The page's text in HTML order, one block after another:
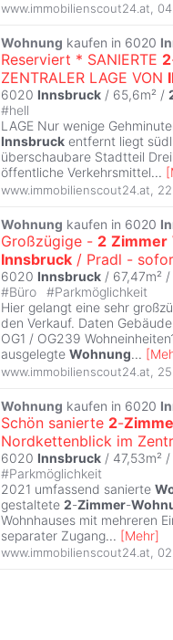
www.immobilienscout24.at,
Wohnung kaufen in 6020
Reserviert * SANIERTE 2
ZENTRALER LAGE VON
6020 Innsbruck / 65,6m² /
#hell
LAGE Nur wenige
Innsbruck entfernt liegt
überschaubare Stadtteil
öffentliche Verkehrsmittel... [
www.immobilienscout24.at
Wohnung kaufen in 6020
Großzügige - 2 Zimmer
Innsbruck / Pradl -
6020 Innsbruck / 67,47m² /
#Büro #Parkmöglichkeit
Hier gelangt eine sehr
den Verkauf. Daten
OG1 / OG239
ausgelegte Wohnung... [
www.immobilienscout24.at
Wohnung kaufen in 6020
Schön sanierte 2-
Nordkettenblick im
6020 Innsbruck / 47,53m² /
#Parkmöglichkeit
2021 umfassend sanierte
gestaltete 2-Zimmer-
Wohnhauses mit mehreren
separater Zugang... [Mehr]
www.immobilienscout24.at